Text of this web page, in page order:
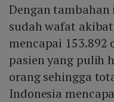
Dengan
sudah wafat
mencapai 153.892
pasien yang pulih
orang sehingga
Indonesia